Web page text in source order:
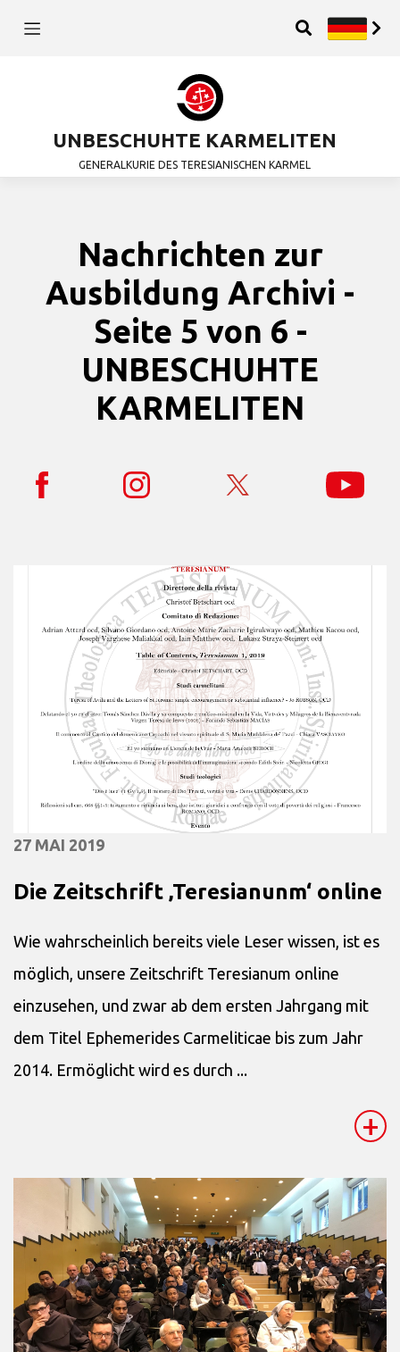
UNBESCHUHTE KARMELITEN
GENERALKURIE DES TERESIANISCHEN KARMEL
Nachrichten zur
Ausbildung Archivi -
Seite 5 von 6 -
UNBESCHUHTE
KARMELITEN
27 MAI 2019
Die Zeitschrift ‚Teresianunm‘ online
Wie wahrscheinlich bereits viele Leser wissen, ist es
möglich, unsere Zeitschrift Teresianum online
einzusehen, und zwar ab dem ersten Jahrgang mit
dem Titel Ephemerides Carmeliticae bis zum Jahr
2014. Ermöglicht wird es durch ...
+